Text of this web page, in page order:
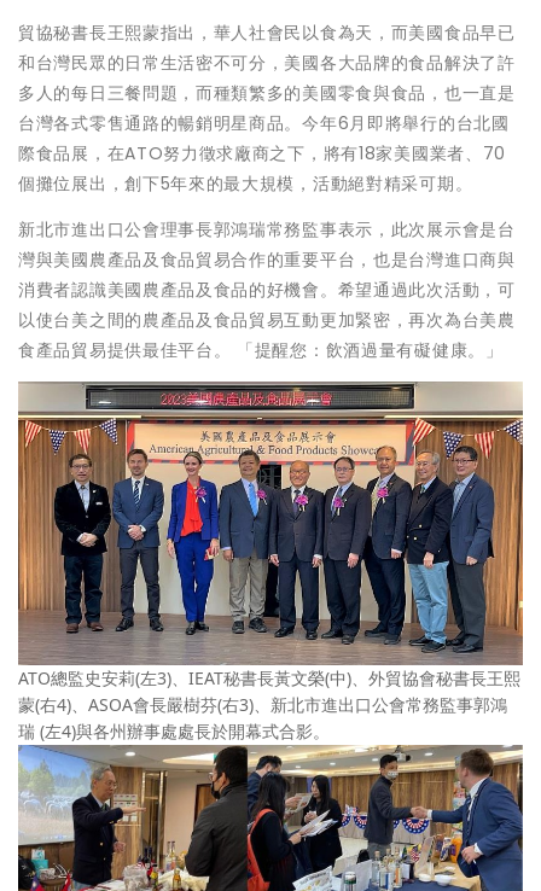
貿協秘書長王熙蒙指出，華人社會民以食為天，而美國食品早已
和台灣民眾的日常生活密不可分，美國各大品牌的食品解決了許
多人的每日三餐問題，而種類繁多的美國零食與食品，也一直是
台灣各式零售通路的暢銷明星商品。今年6月即將舉行的台北國
際食品展，在ATO努力徵求廠商之下，將有18家美國業者、70
個攤位展出，創下5年來的最大規模，活動絕對精采可期。
新北市進出口公會理事長郭鴻瑞常務監事表示，此次展示會是台
灣與美國農產品及食品貿易合作的重要平台，也是台灣進口商與
消費者認識美國農產品及食品的好機會。希望通過此次活動，可
以使台美之間的農產品及食品貿易互動更加緊密，再次為台美農
食產品貿易提供最佳平台。 「提醒您：飲酒過量有礙健康。」
ATO總監史安莉(左3)、IEAT秘書長黃文榮(中)、外貿協會秘書長王熙
蒙(右4)、ASOA會長嚴樹芬(右3)、新北市進出口公會常務監事郭鴻
瑞 (左4)與各州辦事處處長於開幕式合影。